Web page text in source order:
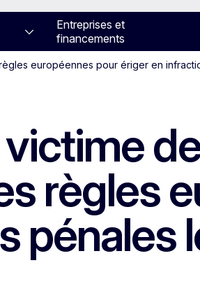
Entreprises et
financements
européennes pour ériger en
règles
pénales